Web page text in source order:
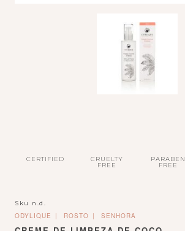
CERTIFIED CRUELTY
FREE
PARABEN
FREE
Sku n.d.
ODYLIQUE ROSTO SENHORA